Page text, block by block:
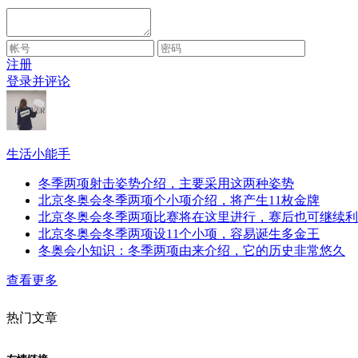
注册
登录并评论
生活小能手
冬季两项射击姿势介绍，主要采用这两种姿势
北京冬奥会冬季两项个小项介绍，将产生11枚金牌
北京冬奥会冬季两项比赛将在这里进行，赛后也可继续
北京冬奥会冬季两项设11个小项，容易诞生多金王
冬奥会小知识：冬季两项由来介绍，它的历史非常悠久
查看更多
热门文章